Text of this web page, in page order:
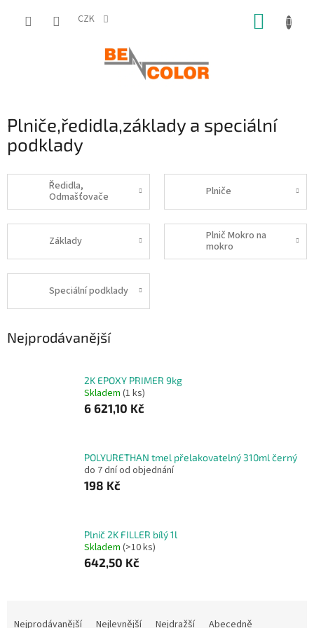
CZK
Plniče,ředidla,základy a speciální
podklady
Ředidla,
Odmašťovače
Plniče
Základy
Plnič Mokro na
mokro
Speciální podklady
Nejprodávanější
2K EPOXY PRIMER 9kg
Skladem (1 ks)
6 621,10 Kč
POLYURETHAN tmel přelakovatelný 310ml černý
do 7 dní od objednání
198 Kč
Plnič 2K FILLER bílý 1l
Skladem (>10 ks)
642,50 Kč
Nejprodávanější Nejlevnější Nejdražší Abecedně